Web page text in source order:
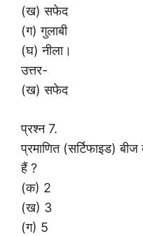
(ख) सफेद
(ग) गुलाबी
(घ) नीला।
उत्तर-
(ख) सफेद
प्रश्न 7.
प्रमाणित (सर्टिफाइड)
हैं ?
(क) 2
(ख) 3
(ग) 5